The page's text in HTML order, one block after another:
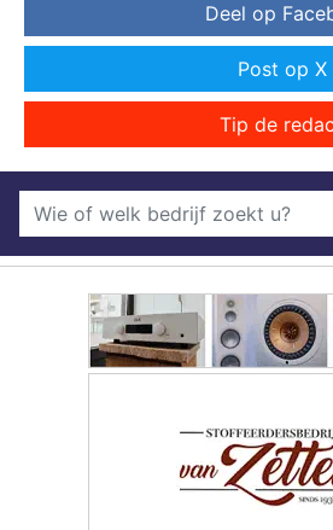
Deel op
Post op X
Tip de